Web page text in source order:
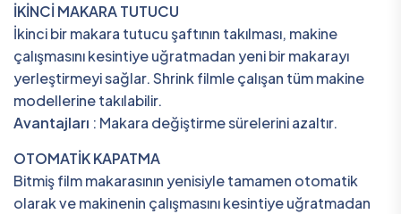
İKİNCİ MAKARA TUTUCU
İkinci bir makara tutucu şaftının takılması, makine
çalışmasını kesintiye uğratmadan yeni bir makarayı
yerleştirmeyi sağlar. Shrink filmle çalışan tüm makine
modellerine takılabilir.
Avantajları : Makara değiştirme sürelerini azaltır.
OTOMATİK KAPATMA
Bitmiş film makarasının yenisiyle tamamen otomatik
olarak ve makinenin çalışmasını kesintiye uğratmadan